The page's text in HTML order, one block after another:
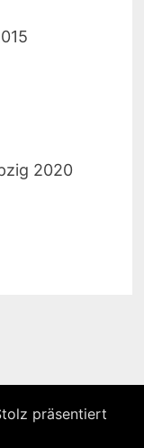
2020
präsentiert